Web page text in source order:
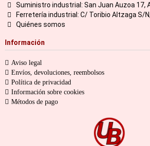
Suministro industrial: San Juan Auzoa 17,
Ferretería industrial: C/ Toribio Altzaga S/
Quiénes somos
Información
Aviso legal
Envíos, devoluciones, reembolsos
Política de privacidad
Información sobre cookies
Métodos de pago